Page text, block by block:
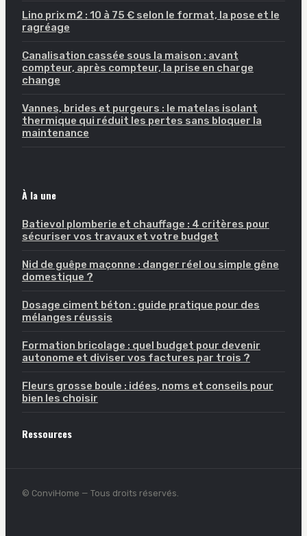
Lino prix m2 : 10 à 75 € selon le format, la pose et le
ragréage
Canalisation cassée sous la maison : avant
compteur, après compteur, la prise en charge
change
Vannes, brides et purgeurs : le matelas isolant
thermique qui réduit les pertes sans bloquer la
maintenance
À la une
Batievol plomberie et chauffage : 4 critères pour
sécuriser vos travaux et votre budget
Nid de guêpe maçonne : danger réel ou simple gêne
domestique ?
Dosage ciment béton : guide pratique pour des
mélanges réussis
Formation bricolage : quel budget pour devenir
autonome et diviser vos factures par trois ?
Fleurs grosse boule : idées, noms et conseils pour
bien les choisir
Ressources
© ConviHome — Tous droits réservés.